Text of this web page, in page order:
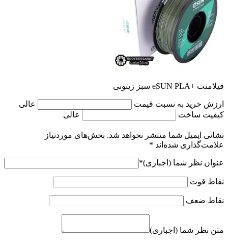
فیلامنت +eSUN PLA سبز زیتونی
ارزش خرید به نسبت قیمت
عالی
کیفیت ساخت
عالی
نشانی ایمیل شما منتشر نخواهد شد. بخش‌های موردنیاز
علامت‌گذاری شده‌اند *
عنوان نظر شما (اجباری)*
نقاط قوت
نقاط ضعف
متن نظر شما (اجباری)